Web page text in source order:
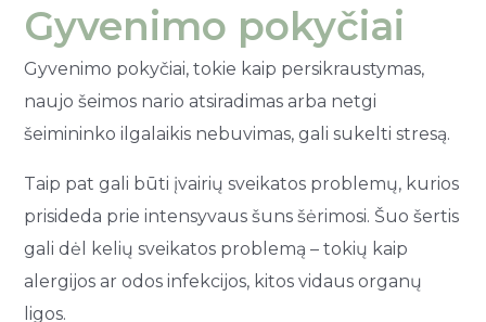
Gyvenimo pokyčiai
Gyvenimo pokyčiai, tokie kaip persikraustymas,
naujo šeimos nario atsiradimas arba netgi
šeimininko ilgalaikis nebuvimas, gali sukelti stresą.
Taip pat gali būti įvairių sveikatos problemų, kurios
prisideda prie intensyvaus šuns šėrimosi. Šuo šertis
gali dėl kelių sveikatos problemą – tokių kaip
alergijos ar odos infekcijos, kitos vidaus organų
ligos.